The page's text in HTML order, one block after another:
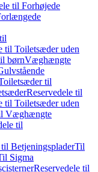
til Forhøjede
til Toiletsæder uden
børnVæghængte
til
Reservedele til
til Toiletsæder uden
Væghængte
til
BetjeningspladerTil
Sigma
Reservedele til